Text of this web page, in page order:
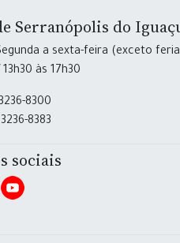
Serranópolis do
a sexta-feira (exceto
às 17h30
8300
8383
sociais